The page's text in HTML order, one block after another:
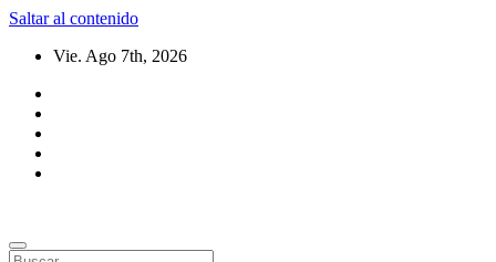
Saltar al contenido
Vie. Ago 7th, 2026